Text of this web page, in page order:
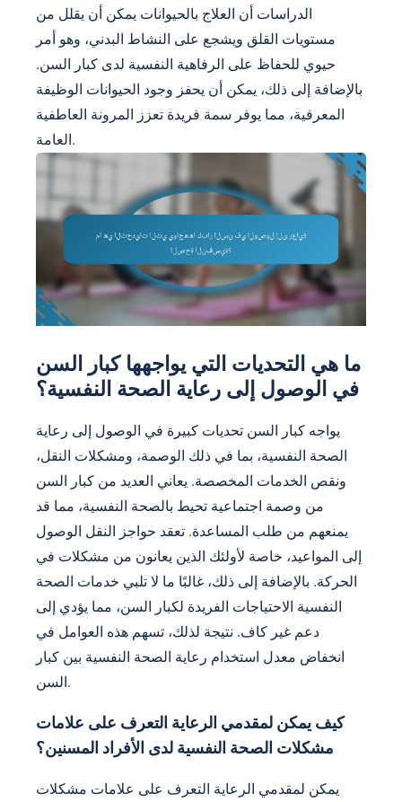
الدراسات أن العلاج بالحيوانات يمكن أن يقلل من
مستويات القلق ويشجع على النشاط البدني، وهو أمر
حيوي للحفاظ على الرفاهية النفسية لدى كبار السن.
بالإضافة إلى ذلك، يمكن أن يحفز وجود الحيوانات الوظيفة
المعرفية، مما يوفر سمة فريدة تعزز المرونة العاطفية
العامة.
ما هي التحديات التي يواجهها كبار السن
في الوصول إلى رعاية الصحة النفسية؟
يواجه كبار السن تحديات كبيرة في الوصول إلى رعاية
الصحة النفسية، بما في ذلك الوصمة، ومشكلات النقل،
ونقص الخدمات المخصصة. يعاني العديد من كبار السن
من وصمة اجتماعية تحيط بالصحة النفسية، مما قد
يمنعهم من طلب المساعدة. تعقد حواجز النقل الوصول
إلى المواعيد، خاصة لأولئك الذين يعانون من مشكلات في
الحركة. بالإضافة إلى ذلك، غالبًا ما لا تلبي خدمات الصحة
النفسية الاحتياجات الفريدة لكبار السن، مما يؤدي إلى
دعم غير كاف. نتيجة لذلك، تسهم هذه العوامل في
انخفاض معدل استخدام رعاية الصحة النفسية بين كبار
السن.
كيف يمكن لمقدمي الرعاية التعرف على علامات
مشكلات الصحة النفسية لدى الأفراد المسنين؟
يمكن لمقدمي الرعاية التعرف على علامات مشكلات